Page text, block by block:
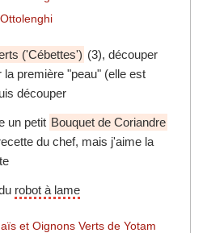
('Cébettes') (3), découper
première "peau" (elle est
découper
un petit Bouquet de Coriandre
du chef, mais j'aime la
robot à lame